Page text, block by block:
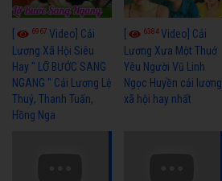
6967 Video] Cải
Lương Xã Hội Siêu
Hay " LỠ BƯỚC SANG
NGANG " Cải Lương Lệ
Thuỷ, Thanh Tuấn,
Hồng Nga
6384Video] Cải
Lương Xưa Một Thuở
Yêu Người Vũ Linh
Ngọc Huyền cải lương
xã hội hay nhất